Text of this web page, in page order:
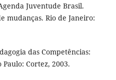
Juventude Brasil.
mudanças. Rio de Janeiro:
das Competências:
Cortez, 2003.